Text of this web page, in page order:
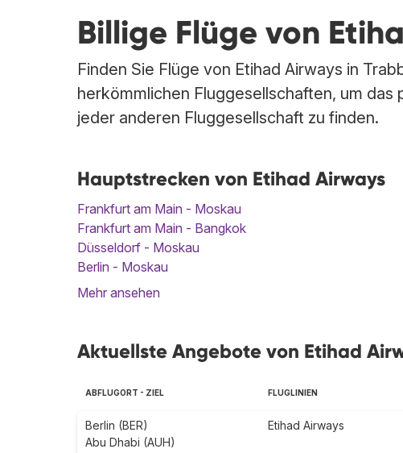
Billige Flüge von
Finden Sie Flüge von Etihad Airways in
herkömmlichen Fluggesellschaften, um
jeder anderen Fluggesellschaft zu finden.
Hauptstrecken von Etihad Airways
Frankfurt am Main - Moskau
Frankfurt am Main - Bangkok
Düsseldorf - Moskau
Berlin - Moskau
Mehr ansehen
Aktuellste Angebote von Etihad
ABFLUGORT - ZIEL FLUGLINIEN
Berlin (BER)
Abu Dhabi (AUH)
Etihad Airways